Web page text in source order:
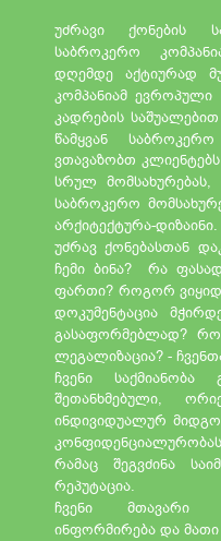
უძრავი ქონების
საბროკერო
დღემდე აქტიურად
კომპანიამ
კადრების
წამყვან
ვთავაზობთ
სრულ
საბროკერო
არქიტექტურა-დიზაინი.
უძრავ ქონებასთან
ჩემი ბინა? რა
ფართი? როგორ
დოკუმენტაცია
გასაფორმებლად?
ლეგალიზაცია? -
ჩვენი
შეთანხმებული,
ინდივიდუალურ
რამაც შეგვძინა
რეპუტაცია.
ჩვენი მთავარი
ინფორმირება და მათი